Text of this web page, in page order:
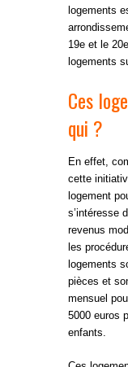
logements
19e et le 20e
logements
Ces
qui ?
En effet,
cette
logement
s’intéresse
revenus
les
logements
pièces et
mensuel
5000 euros
enfants.